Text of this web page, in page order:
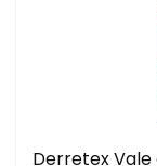
Derretex Vale